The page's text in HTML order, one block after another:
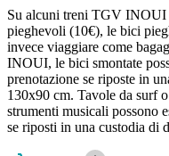
Su alcuni treni TGV INOUI
pieghevoli (10€), le bici
invece viaggiare come
INOUI, le bici smontate
prenotazione se riposte in
130x90 cm. Tavole da surf
strumenti musicali possono
se riposti in una custodia di